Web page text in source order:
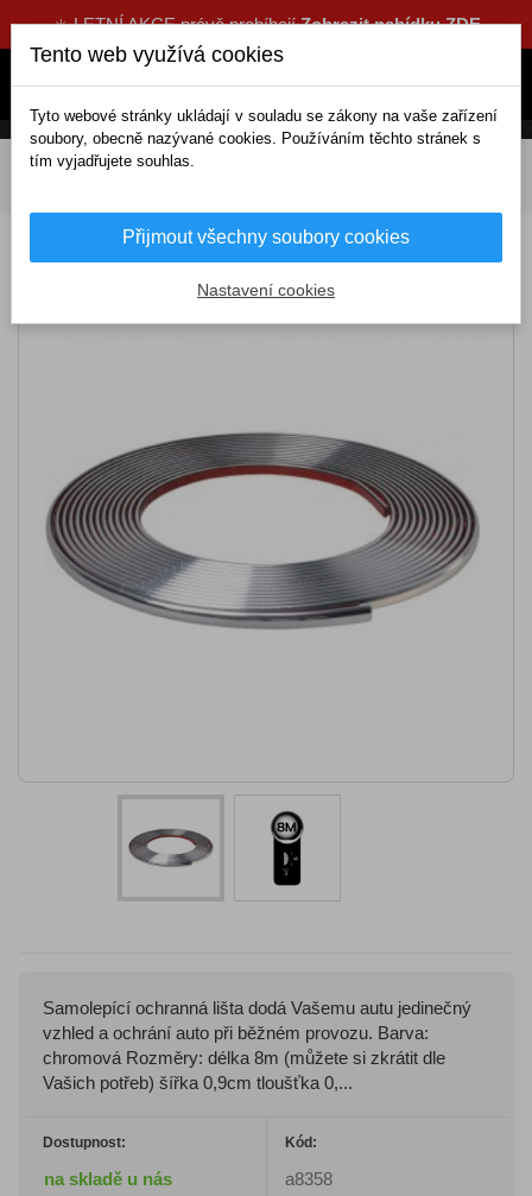
☀️ LETNÍ AKCE právě probíhajíZobrazit nabídku ZDE
DOMOV Exteriérové doplňky
Boční lišta šířka 0,9cm a délka 8m
Samolepící ochranná lišta dodá Vašemu autu jedinečný
vzhled a ochrání auto při běžném provozu. Barva:
chromová Rozměry: délka 8m (můžete si zkrátit dle
Vašich potřeb) šířka 0,9cm tloušťka 0,...
Dostupnost:
na skladě u nás
Kód:
a8358
Tento web využívá cookies
Tyto webové stránky ukládají v souladu se zákony na vaše zařízení
soubory, obecně nazývané cookies. Používáním těchto stránek s
tím vyjadřujete souhlas.
Přijmout všechny soubory cookies
Nastavení cookies